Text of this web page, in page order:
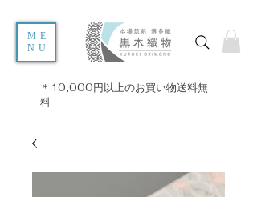
ME
NU
＊10,000円以上のお買い物送料無
料